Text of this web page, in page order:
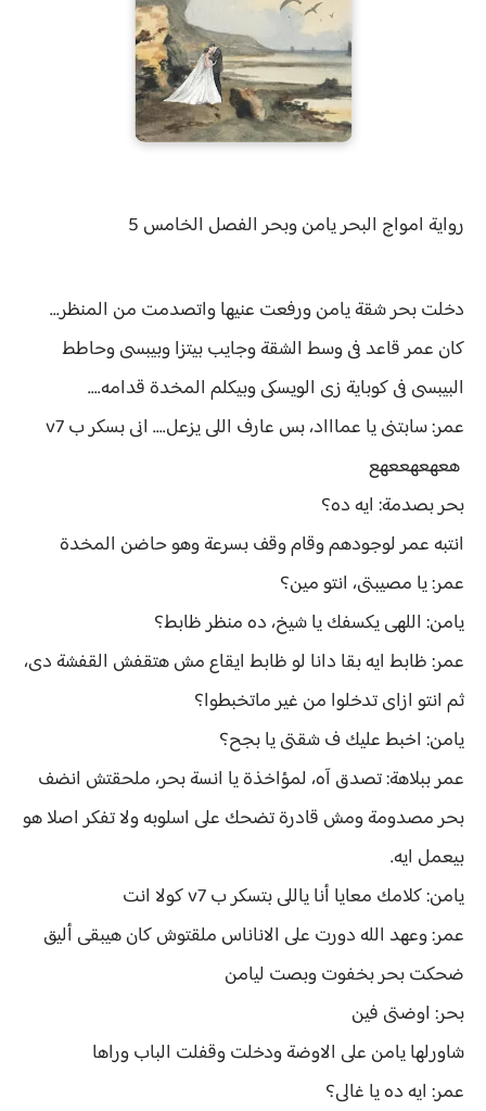
رواية امواج البحر يامن وبحر الفصل الخامس 5
دخلت بحر شقة يامن ورفعت عنيها واتصدمت من المنظر...
كان عمر قاعد فى وسط الشقة وجايب بيتزا وبيبسى وحاطط
البيبسى فى كوباية زى الويسكى وبيكلم المخدة قدامه....
عمر: سابتنى يا عماااد، بس عارف اللى يزعل.... انى بسكر ب v7
هعهعهععهع
بحر بصدمة: ايه ده؟
انتبه عمر لوجودهم وقام وقف بسرعة وهو حاضن المخدة
عمر: يا مصيبتى، انتو مين؟
يامن: اللهى يكسفك يا شيخ، ده منظر ظابط؟
عمر: ظابط ايه بقا دانا لو ظابط ايقاع مش هتقفش القفشة دى،
ثم انتو ازاى تدخلوا من غير ماتخبطوا؟
يامن: اخبط عليك ف شقتى يا بجح؟
عمر ببلاهة: تصدق آه، لمؤاخذة يا انسة بحر، ملحقتش انضف
بحر مصدومة ومش قادرة تضحك على اسلوبه ولا تفكر اصلا هو
بيعمل ايه.
يامن: كلامك معايا أنا ياللى بتسكر ب v7 كولا انت
عمر: وعهد الله دورت على الاناناس ملقتوش كان هيبقى أليق
ضحكت بحر بخفوت وبصت ليامن
بحر: اوضتى فين
شاورلها يامن على الاوضة ودخلت وقفلت الباب وراها
عمر: ايه ده يا غالى؟